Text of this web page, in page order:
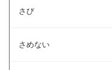
さび
さめない